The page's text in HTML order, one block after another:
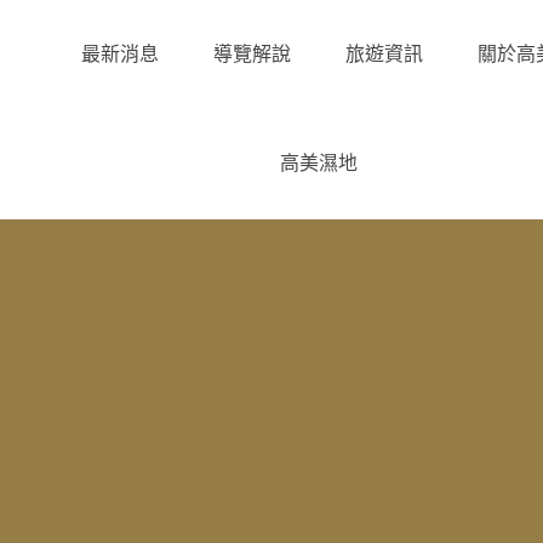
最新消息 導覽解說 旅遊資訊 關於高
高美濕地